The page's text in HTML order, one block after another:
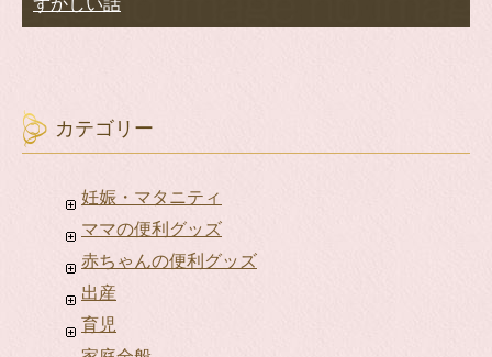
ずかしい話
カテゴリー
妊娠・マタニティ
ママの便利グッズ
赤ちゃんの便利グッズ
出産
育児